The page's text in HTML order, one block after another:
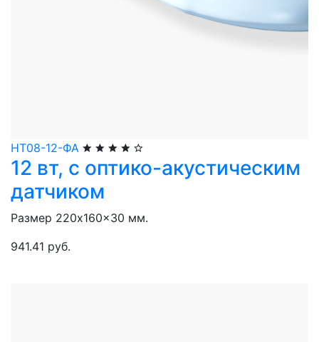
НТ08-12-ФА
12 вт, с оптико-акустическим
датчиком
Размер 220x160x30 мм.
941.41 руб.